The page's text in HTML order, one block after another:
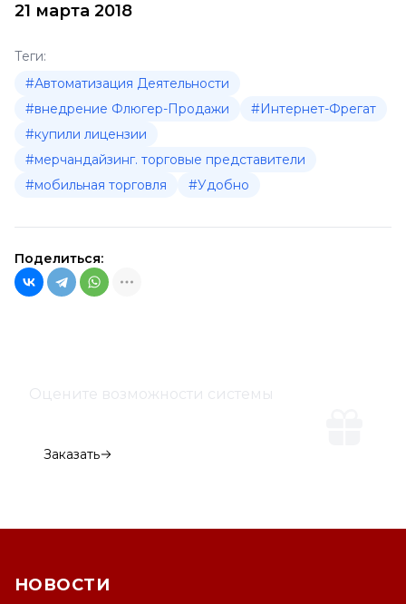
21 марта 2018
Теги:
#Автоматизация Деятельности
#внедрение Флюгер-Продажи
#Интернет-Фрегат
#купили лицензии
#мерчандайзинг. торговые представители
#мобильная торговля
#Удобно
Поделиться:
Оцените возможности системы
Заказать
НОВОСТИ